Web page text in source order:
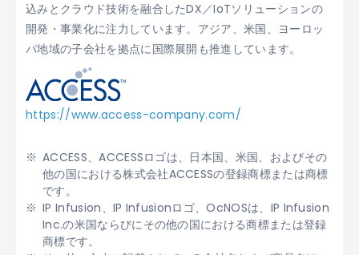
込みとクラウド技術を融合したDX／IoTソリューションの
開発・事業化に注力しています。アジア、米国、ヨーロッ
パ地域の子会社を拠点に国際展開も推進しています。
https://www.access-company.com/
ACCESS、ACCESSロゴは、日本国、米国、およびその
他の国における株式会社ACCESSの登録商標または商標
です。
IP Infusion、IP Infusionロゴ、OcNOSは、IP Infusion
Inc.の米国ならびにその他の国における商標または登録
商標です。